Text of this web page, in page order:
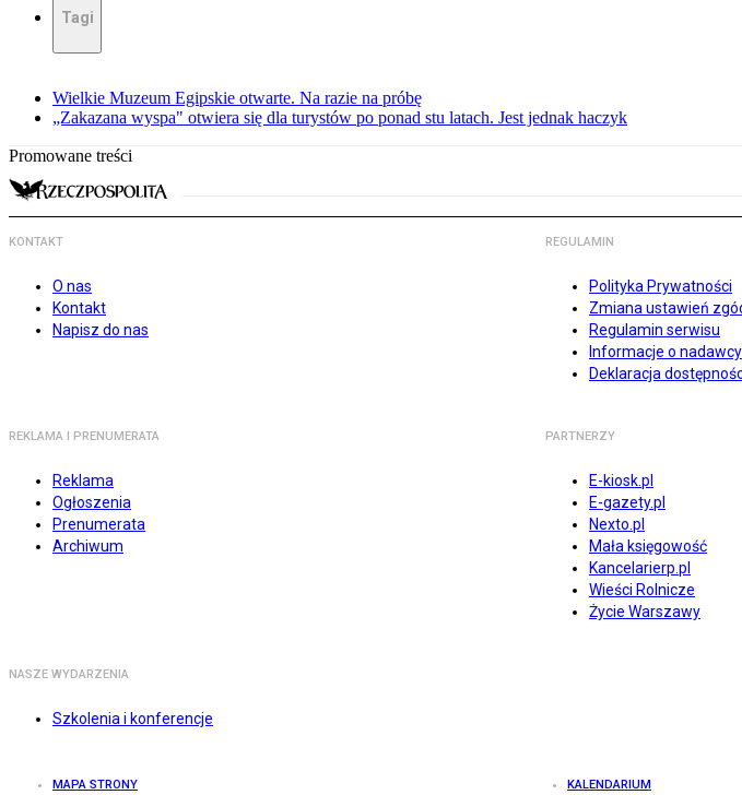
Tagi
Wielkie Muzeum Egipskie otwarte. Na razie na próbę
„Zakazana wyspa" otwiera się dla turystów po ponad stu latach. Jest jednak haczyk
Promowane treści
KONTAKT
O nas
Kontakt
Napisz do nas
REGULAMIN
Polityka Prywatności
Zmiana ustawień
Regulamin serwisu
Informacje o nadawcy
Deklaracja
REKLAMA I PRENUMERATA
Reklama
Ogłoszenia
Prenumerata
Archiwum
PARTNERZY
E-kiosk.pl
E-gazety.pl
Nexto.pl
Mała księgowość
Kancelarierp.pl
Wieści Rolnicze
Życie Warszawy
NASZE WYDARZENIA
Szkolenia i konferencje
MAPA STRONY KALENDARIUM